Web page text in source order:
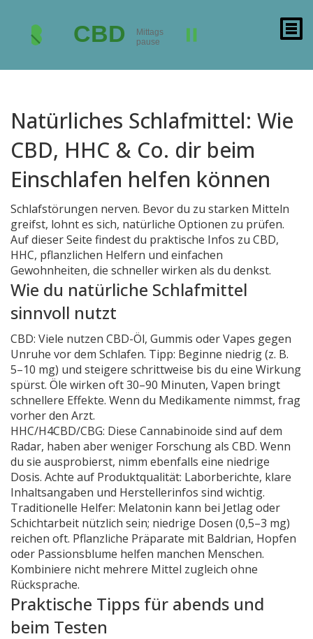
Natürliches Schlafmittel: Wie
CBD, HHC & Co. dir beim
Einschlafen helfen können
Schlafstörungen nerven. Bevor du zu starken Mitteln
greifst, lohnt es sich, natürliche Optionen zu prüfen.
Auf dieser Seite findest du praktische Infos zu CBD,
HHC, pflanzlichen Helfern und einfachen
Gewohnheiten, die schneller wirken als du denkst.
Wie du natürliche Schlafmittel
sinnvoll nutzt
CBD: Viele nutzen CBD-Öl, Gummis oder Vapes gegen
Unruhe vor dem Schlafen. Tipp: Beginne niedrig (z. B.
5–10 mg) und steigere schrittweise bis du eine Wirkung
spürst. Öle wirken oft 30–90 Minuten, Vapen bringt
schnellere Effekte. Wenn du Medikamente nimmst, frag
vorher den Arzt.
HHC/H4CBD/CBG: Diese Cannabinoide sind auf dem
Radar, haben aber weniger Forschung als CBD. Wenn
du sie ausprobierst, nimm ebenfalls eine niedrige
Dosis. Achte auf Produktqualität: Laborberichte, klare
Inhaltsangaben und Herstellerinfos sind wichtig.
Traditionelle Helfer: Melatonin kann bei Jetlag oder
Schichtarbeit nützlich sein; niedrige Dosen (0,5–3 mg)
reichen oft. Pflanzliche Präparate mit Baldrian, Hopfen
oder Passionsblume helfen manchen Menschen.
Kombiniere nicht mehrere Mittel zugleich ohne
Rücksprache.
Praktische Tipps für abends und
beim Testen